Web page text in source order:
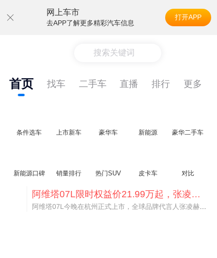
网上车市
去APP了解更多精彩汽车信息
打开APP
搜索关键词
首页 找车 二手车 直播 排行 更多
条件选车 上市新车 豪华车 新能源 豪华二手车
新能源口碑 销量排行 热门SUV 皮卡车 对比
阿维塔07L限时权益价21.99万起，张凌赫成首位车主
阿维塔07L今晚在杭州正式上市，全球品牌代言人张凌赫现场提车，成为这台车的第一位主人。三个版本：Elite纯电版22.99万，Max+后驱纯电版24.99万，Ultra三电机四驱版27.99万。